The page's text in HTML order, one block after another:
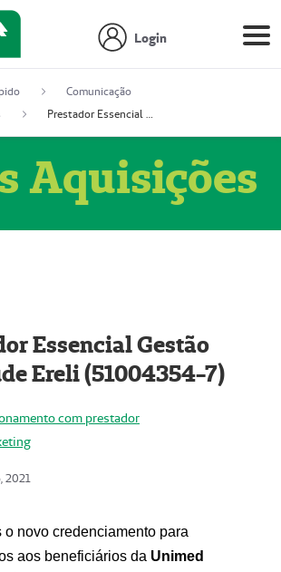
Login
Comunicação
Prestador Essencial Gestão em Saúde Ereli (51004354-7)
Aquisições
Essencial Gestão
Ereli (51004354-7)
com prestador
2021
o novo credenciamento para
aos beneficiários da Unimed